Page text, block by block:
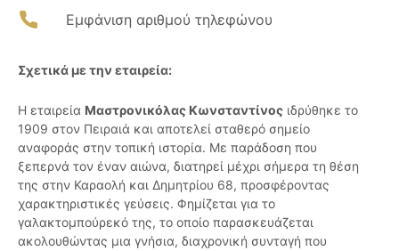
Εμφάνιση αριθμού τηλεφώνου
Σχετικά με την εταιρεία:
Η εταιρεία Μαστρονικόλας Κωνσταντίνος ιδρύθηκε το
1909 στον Πειραιά και αποτελεί σταθερό σημείο
αναφοράς στην τοπική ιστορία. Με παράδοση που
ξεπερνά τον έναν αιώνα, διατηρεί μέχρι σήμερα τη θέση
της στην Καραολή και Δημητρίου 68, προσφέροντας
χαρακτηριστικές γεύσεις. Φημίζεται για το
γαλακτομπούρεκό της, το οποίο παρασκευάζεται
ακολουθώντας μια γνήσια, διαχρονική συνταγή που